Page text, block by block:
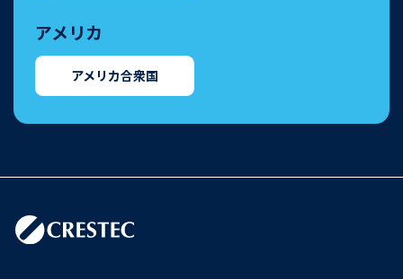
アメリカ
アメリカ合衆国